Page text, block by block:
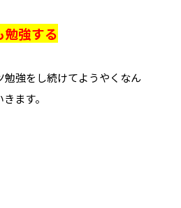
勉強する
勉強をし続けてようやくなん
ます。